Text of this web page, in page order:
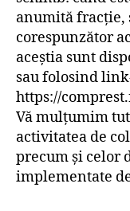
anumită fracție,
corespunzător
aceștia sunt
sau folosind
https://
Vă mulțumim
activitatea de
precum și celor
implementate